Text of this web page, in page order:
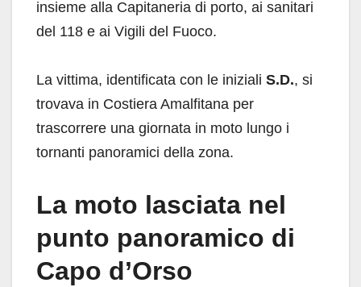
insieme alla Capitaneria di porto, ai sanitari
del 118 e ai Vigili del Fuoco.
La vittima, identificata con le iniziali S.D., si
trovava in Costiera Amalfitana per
trascorrere una giornata in moto lungo i
tornanti panoramici della zona.
La moto lasciata nel
punto panoramico di
Capo d’Orso